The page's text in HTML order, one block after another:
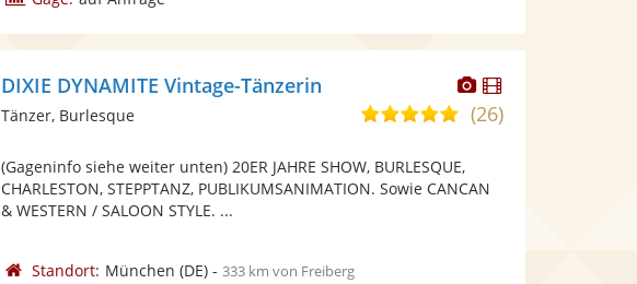
Dieser
Künstler
stellt
bereit.
Dieser
Künstler
DIXIE DYNAMITE Vintage-Tänzerin
5,0
5
Sternen
(26)
Tänzer, Burlesque
(Gageninfo siehe weiter unten) 20ER JAHRE SHOW, BURLESQUE,
CHARLESTON, STEPPTANZ, PUBLIKUMSANIMATION. Sowie CANCAN
& WESTERN / SALOON STYLE. ...
Standort: München (DE)- 333 km von Freiberg